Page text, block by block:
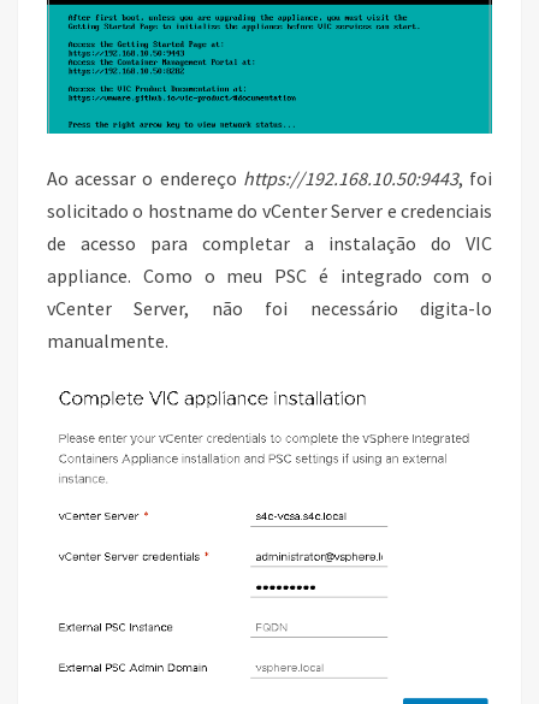
Ao acessar o endereço https://192.168.10.50:9443, foi
solicitado o hostname do vCenter Server e credenciais
de acesso para completar a instalação do VIC
appliance. Como o meu PSC é integrado com o
vCenter Server, não foi necessário digita-lo
manualmente.